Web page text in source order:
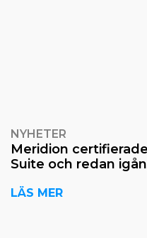
NYHETER
Meridion
Suite och redan
LÄS MER